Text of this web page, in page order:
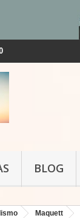
BLOG
Maquett